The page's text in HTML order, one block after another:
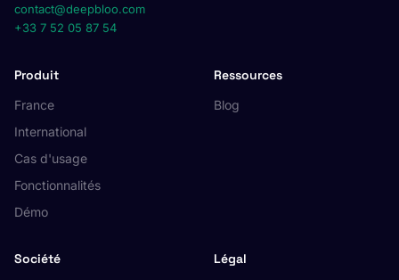
contact@deepbloo.com
+33 7 52 05 87 54
Produit
France
International
Cas d'usage
Fonctionnalités
Démo
Ressources
Blog
Société Légal